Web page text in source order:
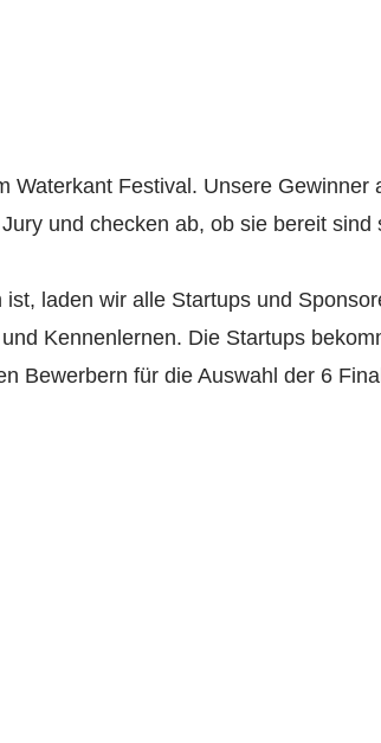
Festival. Unsere
und checken ab, ob sie bereit
laden wir alle Startups und
Kennenlernen. Die Startups
Bewerbern für die Auswahl der 6